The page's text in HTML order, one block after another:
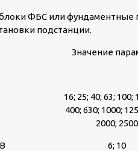
ФБС или
подстанции.
Значение
16; 25; 40; 63; 100;
400; 630; 1000;
2000; 2500
6; 10